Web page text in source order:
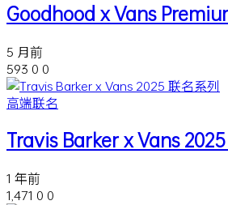
Goodhood x Vans
5 月前
593 0 0
高端联名
Travis Barker x Vans
1 年前
1,471 0 0